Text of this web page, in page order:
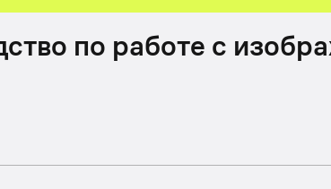
по работе с